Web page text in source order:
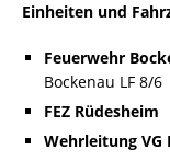
Einheiten und
Feuerwehr
Bockenau LF 8/6
FEZ Rüdesheim
Wehrleitung VG